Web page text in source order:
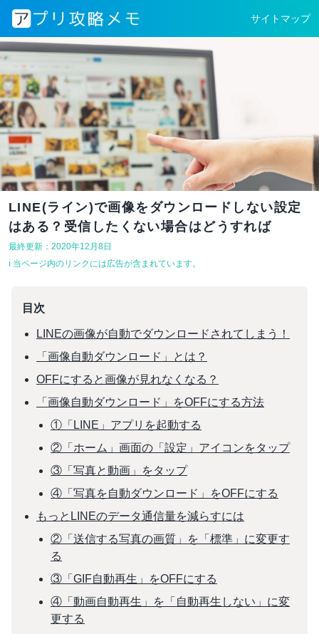
サイトマップ
LINE(ライン)で画像をダウンロードしない設定
はある？受信したくない場合はどうすれば
最終更新：2020年12月8日
ℹ︎ 当ページ内のリンクには広告が含まれています。
目次
LINEの画像が自動でダウンロードされてしまう！
「画像自動ダウンロード」とは？
OFFにすると画像が見れなくなる？
「画像自動ダウンロード」をOFFにする方法
①「LINE」アプリを起動する
②「ホーム」画面の「設定」アイコンをタップ
③「写真と動画」をタップ
④「写真を自動ダウンロード」をOFFにする
もっとLINEのデータ通信量を減らすには
②「送信する写真の画質」を「標準」に変更す
る
③「GIF自動再生」をOFFにする
④「動画自動再生」を「自動再生しない」に変
更する